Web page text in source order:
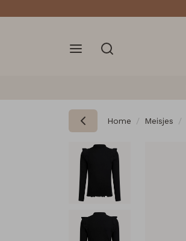
Home Meisjes